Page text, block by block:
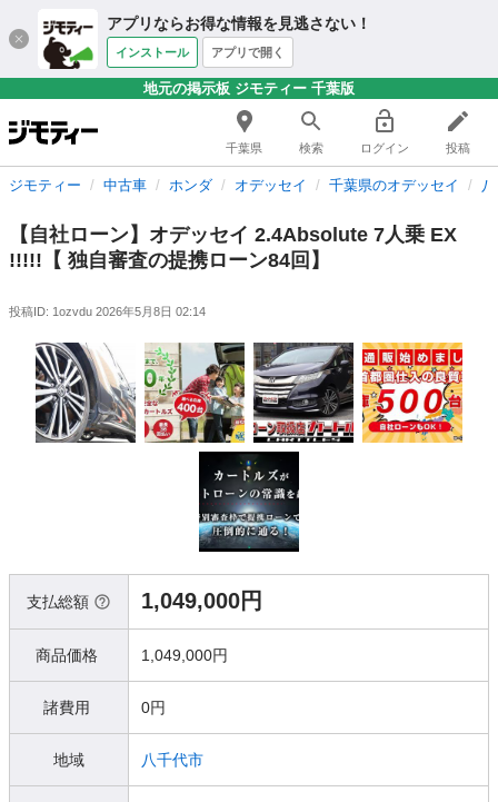
アプリならお得な情報を見逃さない！
インストール アプリで開く
地元の掲示板 ジモティー 千葉版
千葉県 検索 ログイン 投稿
ジモティー 中古車 ホンダ オデッセイ 千葉県のオデッセイ
【自社ローン】オデッセイ 2.4Absolute 7人乗 EX
!!!!!【 独自審査の提携ローン84回】
投稿ID: 1ozvdu 2026年5月8日 02:14
支払総額 1,049,000円
商品価格 1,049,000円
諸費用 0円
地域 八千代市